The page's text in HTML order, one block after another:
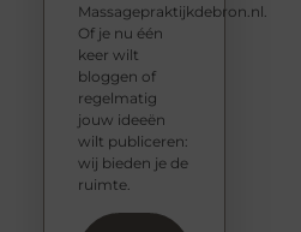
Massagepraktijkdebron.nl.
Of je nu één
keer wilt
bloggen of
regelmatig
jouw ideeën
wilt publiceren:
wij bieden je de
ruimte.